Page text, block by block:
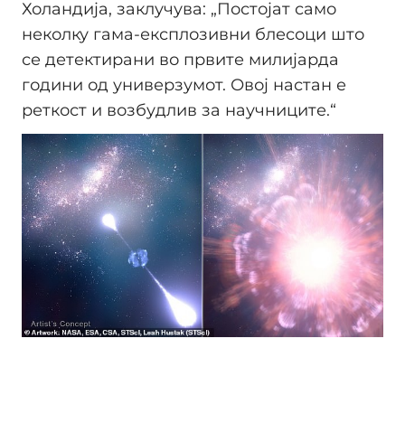
Холандија, заклучува: „Постојат само
неколку гама-експлозивни блесоци што
се детектирани во првите милијарда
години од универзумот. Овој настан е
реткост и возбудлив за научниците.“